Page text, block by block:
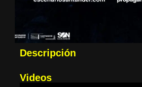
Descripción
Videos